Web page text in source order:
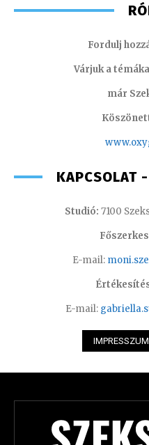
Fordulj
Várjuk a
már
KAPCSOLAT
Studió: 7100
E-mail:
E-mail:
IMPRESSZUM